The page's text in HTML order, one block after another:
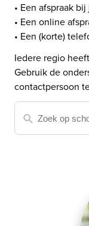
• Een afspraak
• Een online
• Een (korte)
Iedere regio
Gebruik de
contactpersoon